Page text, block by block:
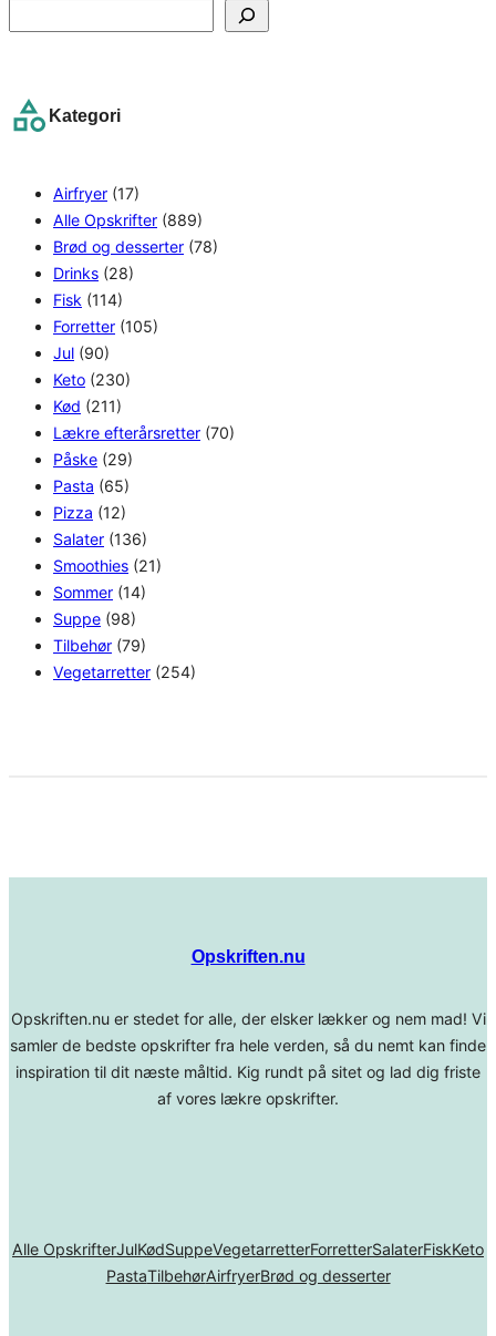
e
c
Kategori
Airfryer (17)
Alle Opskrifter (889)
Brød og desserter (78)
Drinks (28)
Fisk (114)
Forretter (105)
Jul (90)
Keto (230)
Kød (211)
Lækre efterårsretter (70)
Påske (29)
Pasta (65)
Pizza (12)
Salater (136)
Smoothies (21)
Sommer (14)
Suppe (98)
Tilbehør (79)
Vegetarretter (254)
Opskriften.nu
Opskriften.nu er stedet for alle, der elsker lækker og nem mad! Vi
samler de bedste opskrifter fra hele verden, så du nemt kan finde
inspiration til dit næste måltid. Kig rundt på sitet og lad dig friste
af vores lækre opskrifter.
Alle OpskrifterJulKødSuppeVegetarretterForretterSalaterFiskKeto
PastaTilbehørAirfryerBrød og desserter